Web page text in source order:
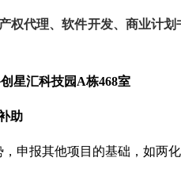
权代理、软件开发、商业计
星汇科技园 A栋468室
助
，申报其他项目的基础，如两